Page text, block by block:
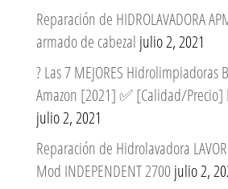
Reparación de HIDROLAVADORA
armado de cabezal julio 2, 2021
? Las 7 MEJORES Hidrolimpiadoras
Amazon [2021] ✅ [Calidad/Precio]
julio 2, 2021
Reparación de Hidrolavadora
Mod INDEPENDENT 2700 julio 2,